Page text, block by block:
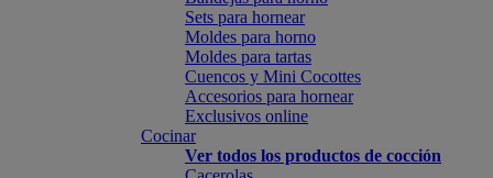
Sets para hornear
Moldes para horno
Moldes para tartas
Cuencos y Mini Cocottes
Accesorios para hornear
Exclusivos online
Cocinar
Ver todos los productos de cocción